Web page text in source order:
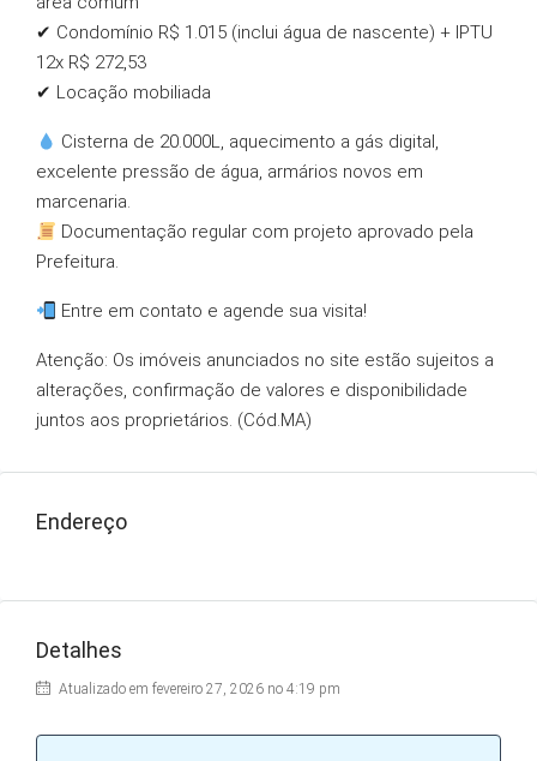
✔ Condomínio R$ 1.015 (inclui água de nascente) + IPTU
12x R$ 272,53
✔ Locação mobiliada
Cisterna de 20.000L, aquecimento a gás digital,
excelente pressão de água, armários novos em
marcenaria.
Documentação regular com projeto aprovado pela
Prefeitura.
Entre em contato e agende sua visita!
Atenção: Os imóveis anunciados no site estão sujeitos a
alterações, confirmação de valores e disponibilidade
juntos aos proprietários. (Cód.MA)
Endereço
Detalhes
Atualizado em fevereiro 27, 2026 no 4:19 pm